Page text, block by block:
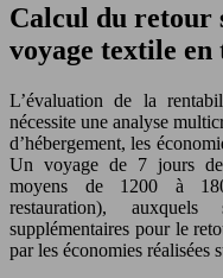
Calcul du retour
voyage textile en
L’évaluation de la
nécessite une analyse
d’hébergement, les
Un voyage de 7 jours
moyens de 1200 à
restauration),
supplémentaires pour le
par les économies réalisées